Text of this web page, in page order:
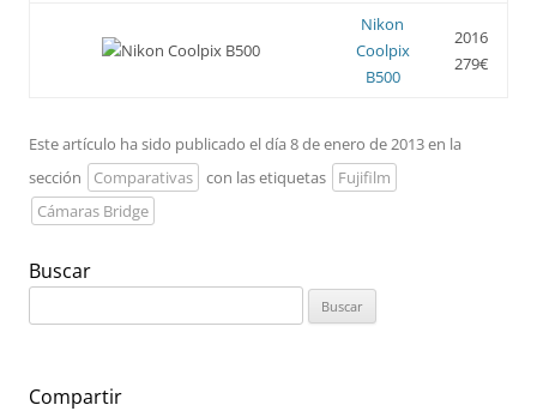
Nikon
Coolpix
B500
2016
279€
Este artículo ha sido publicado el día 8 de enero de 2013 en la
sección
Comparativas con las etiquetas
Fujifilm
Cámaras Bridge
Buscar
Compartir